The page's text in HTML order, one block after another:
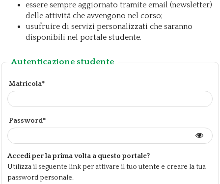
essere sempre aggiornato tramite email (newsletter)
delle attività che avvengono nel corso;
usufruire di servizi personalizzati che saranno
disponibili nel portale studente.
Autenticazione studente
Matricola*
Password*
Accedi per la prima volta a questo portale?
Utilizza il seguente link per attivare il tuo utente e creare la tua
password personale.